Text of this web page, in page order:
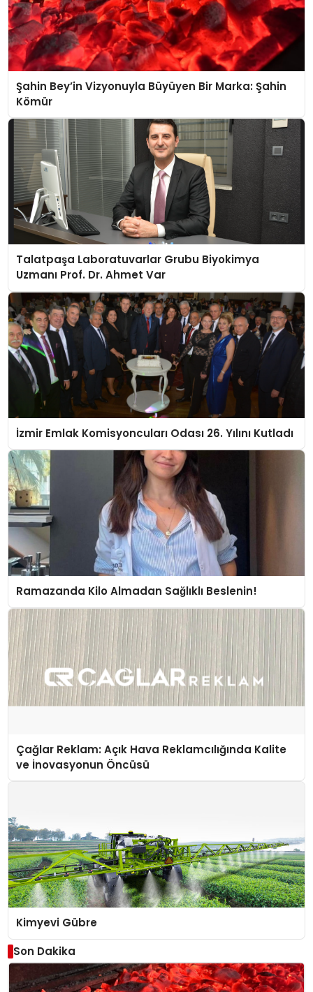
Şahin Bey’in Vizyonuyla Büyüyen Bir Marka: Şahin
Kömür
Talatpaşa Laboratuvarlar Grubu Biyokimya
Uzmanı Prof. Dr. Ahmet Var
İzmir Emlak Komisyoncuları Odası 26. Yılını Kutladı
Ramazanda Kilo Almadan Sağlıklı Beslenin!
Çağlar Reklam: Açık Hava Reklamcılığında Kalite
ve İnovasyonun Öncüsü
Kimyevi Gübre
Son Dakika